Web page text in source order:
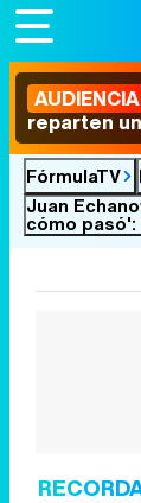
reparten
FórmulaTV
Juan
cómo